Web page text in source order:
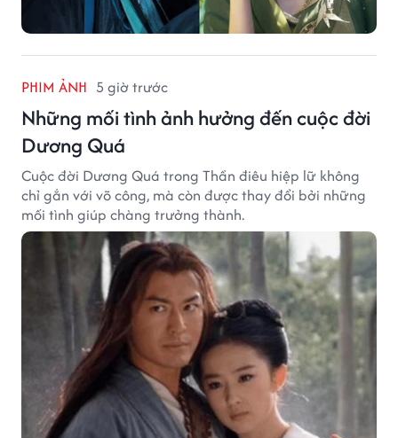
PHIM ẢNH 5 giờ trước
Những mối tình ảnh hưởng đến cuộc đời
Dương Quá
Cuộc đời Dương Quá trong Thần điêu hiệp lữ không
chỉ gắn với võ công, mà còn được thay đổi bởi những
mối tình giúp chàng trưởng thành.